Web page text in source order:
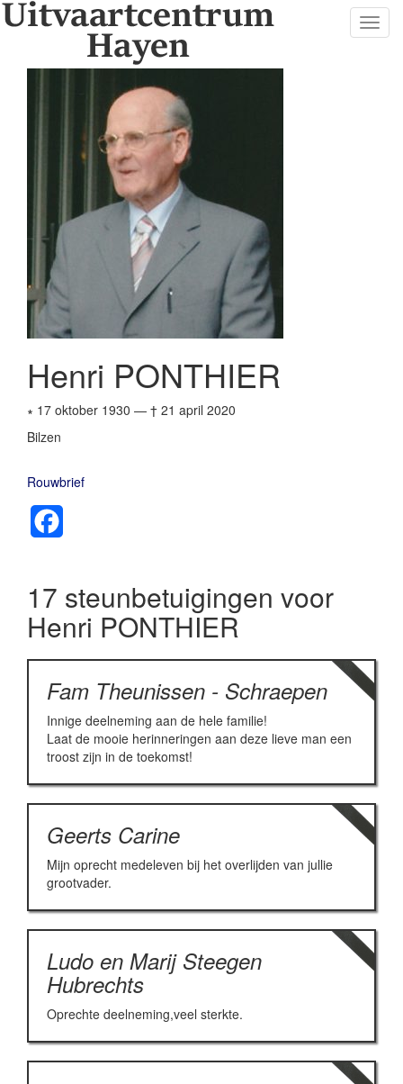
Henri PONTHIER
∗ 17 oktober 1930 — † 21 april 2020
Bilzen
Rouwbrief
17 steunbetuigingen voor
Henri PONTHIER
Fam Theunissen - Schraepen
Innige deelneming aan de hele familie!
Laat de mooie herinneringen aan deze lieve man een
troost zijn in de toekomst!
Geerts Carine
Mijn oprecht medeleven bij het overlijden van jullie
grootvader.
Ludo en Marij Steegen
Hubrechts
Oprechte deelneming,veel sterkte.